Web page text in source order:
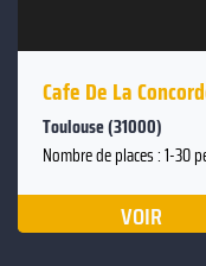
Cafe De La
Toulouse (31000)
Nombre de places : 1-30
VOIR